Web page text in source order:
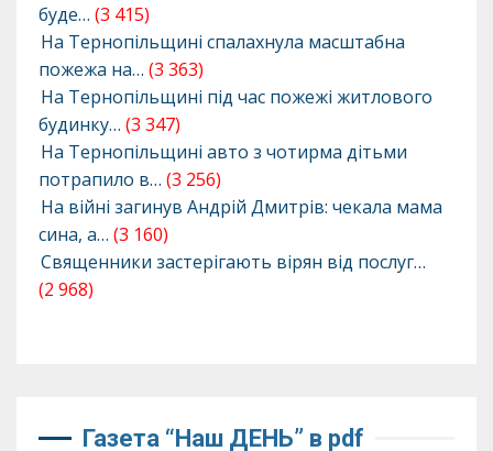
буде… (3 415)
На Тернопільщині спалахнула масштабна
пожежа на… (3 363)
На Тернопільщині під час пожежі житлового
будинку… (3 347)
На Тернопільщині авто з чотирма дітьми
потрапило в… (3 256)
На війні загинув Андрій Дмитрів: чекала мама
сина, а… (3 160)
Священники застерігають вірян від послуг…
(2 968)
Газета “Наш ДЕНЬ” в pdf